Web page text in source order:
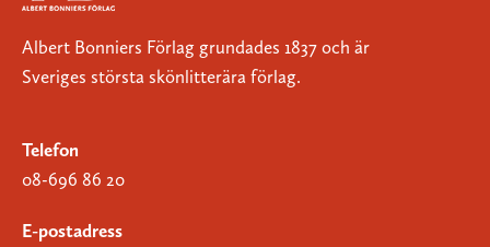
Albert Bonniers Förlag grundades 1837 och är
Sveriges största skönlitterära förlag.
Telefon
08-696 86 20
E-postadress